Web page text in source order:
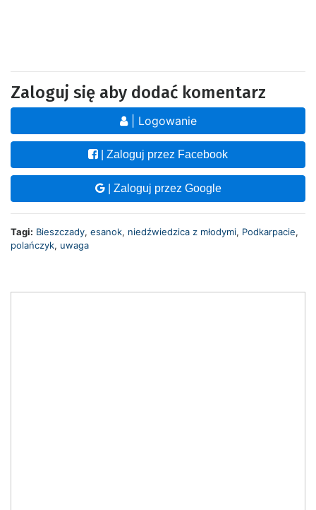
Zaloguj się aby dodać komentarz
| Logowanie
| Zaloguj przez Facebook
| Zaloguj przez Google
Tagi: Bieszczady, esanok, niedźwiedzica z młodymi, Podkarpacie,
polańczyk, uwaga